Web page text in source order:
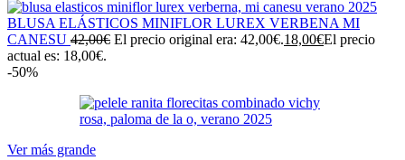
BLUSA ELÁSTICOS MINIFLOR LUREX VERBENA MI
CANESU 42,00€ El precio original era: 42,00€.18,00€El precio
actual es: 18,00€.
-50%
Ver más grande